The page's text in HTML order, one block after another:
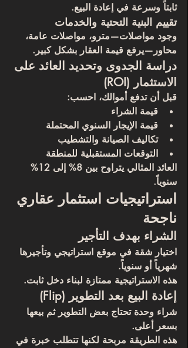
ثابتاً وسرعة في إعادة البيع.
تقييم البنية التحتية والخدمات
وجود مواصلات—مترو، مواصلات عامة،
محاور—يرفع قيمة العقار بشكل كبير.
دراسة الجدوى وتحديد العائد على
الاستثمار (ROI)
قبل أن تدفع أموالك، احسب:
قيمة الشراء
قيمة الإيجار السنوي المحتملة
تكاليف الصيانة والتشطيب
التوقعات المستقبلية للمنطقة
العائد المثالي يتراوح بين
8% إلى 12%
سنوياً.
استراتيجيات استثمار عقاري
ناجحة
الشراء بهدف التأجير
اختيار شقة في موقع استراتيجي وتأجيرها
شهرياً أو سنوياً.
هذه الاستراتيجية ممتازة لبناء دخل ثابت.
إعادة البيع بعد التطوير (Flip)
شراء وحدة تحتاج بعض التطوير ثم بيعها
بسعر أعلى.
هذه الطريقة مربحة لكنها تتطلب خبرة في